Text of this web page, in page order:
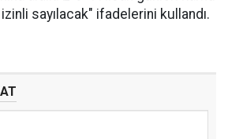
izinli sayılacak" ifadelerini kullandı.